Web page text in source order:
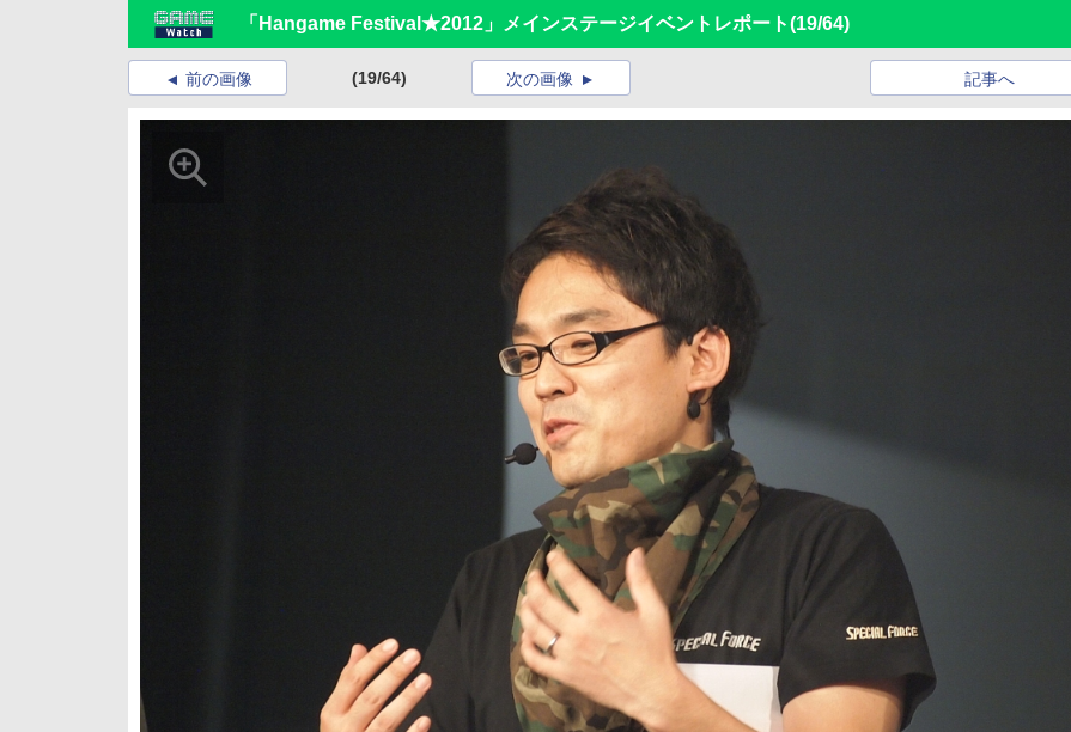
「Hangame Festival★2012」メインステージイベントレポート(19/64)
前の画像 (19/64) 記事へ
次の画像